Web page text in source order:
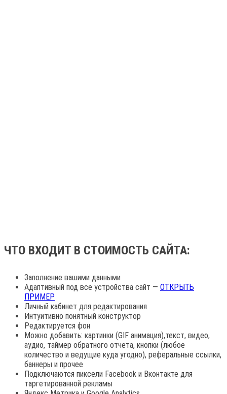
ЧТО ВХОДИТ В СТОИМОСТЬ САЙТА:
Заполнение вашими данными
Адаптивный под все устройства сайт — ОТКРЫТЬ
ПРИМЕР
Личный кабинет для редактирования
Интуитивно понятный конструктор
Редактируется фон
Можно добавить: картинки (GIF анимация),текст, видео,
аудио, таймер обратного отчета, кнопки (любое
количество и ведущие куда угодно), реферальные ссылки,
баннеры и прочее
Подключаются пиксели Facebook и Вконтакте для
таргетированной рекламы